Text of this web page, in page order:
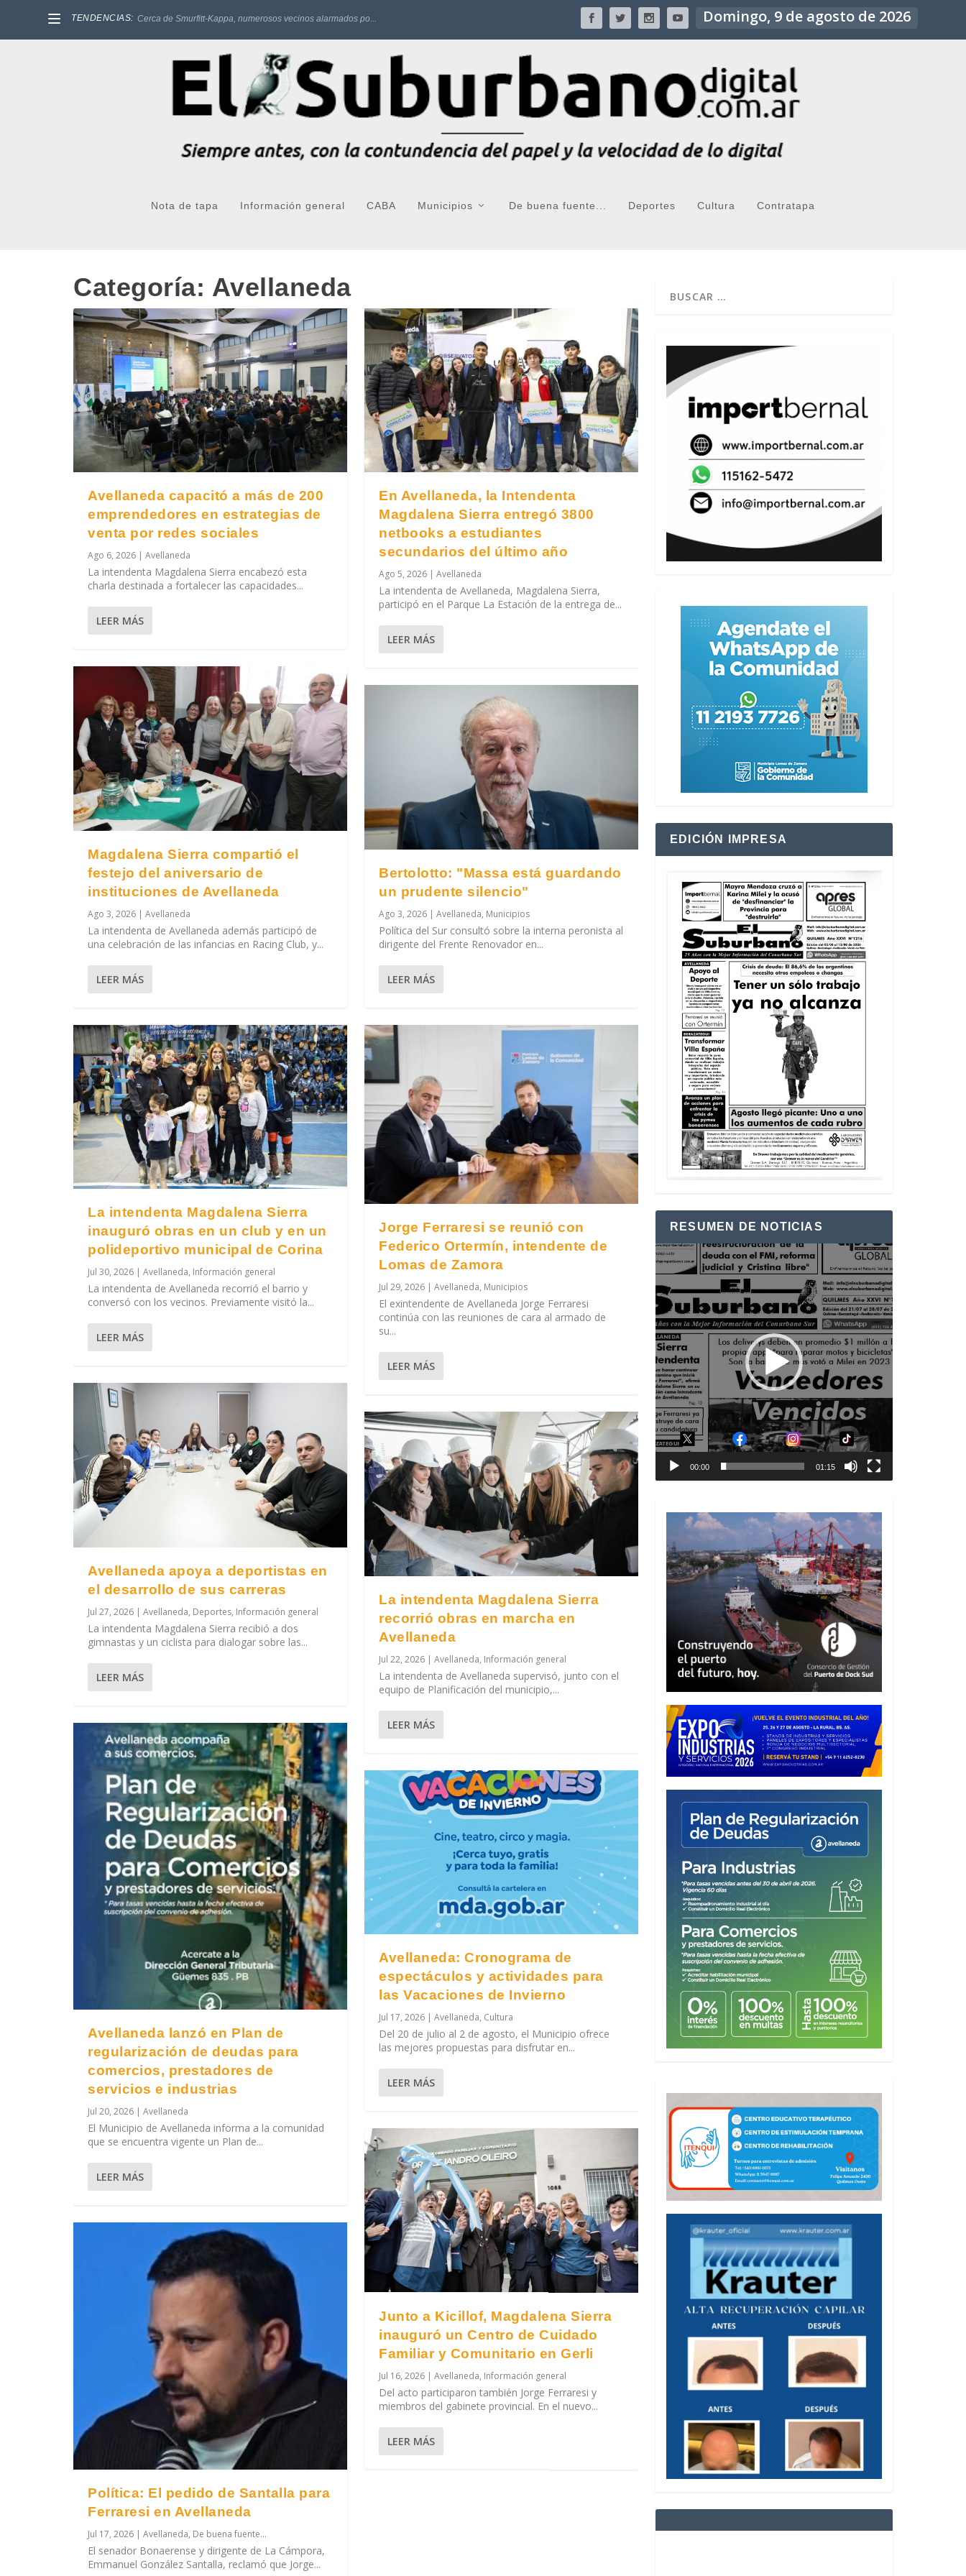
TENDENCIAS: Cerca de Smurfitt-Kappa, numerosos vecinos alarmados po... Domingo, 9 de agosto de 2026
Nota de tapa Información general CABA Municipios De buena fuente... Deportes Cultura Contratapa
Categoría: Avellaneda
Avellaneda capacitó a más de 200
emprendedores en estrategias de
venta por redes sociales
Ago 6, 2026 Avellaneda
La intendenta Magdalena Sierra encabezó esta
charla destinada a fortalecer las capacidades...
LEER MÁS
Magdalena Sierra compartió el
festejo del aniversario de
instituciones de Avellaneda
Ago 3, 2026 | Avellaneda
La intendenta de Avellaneda además participó de
una celebración de las infancias en Racing Club, y...
LEER MÁS
La intendenta Magdalena Sierra
inauguró obras en un club y en un
polideportivo municipal de Corina
Jul 30, 2026 | Avellaneda, Información general
La intendenta de Avellaneda recorrió el barrio y
conversó con los vecinos. Previamente visitó la...
LEER MÁS
Avellaneda apoya a deportistas en
el desarrollo de sus carreras
Jul 27, 2026 | Avellaneda, Deportes, Información general
La intendenta Magdalena Sierra recibió a dos
gimnastas y un ciclista para dialogar sobre las...
LEER MÁS
Avellaneda lanzó en Plan de
regularización de deudas para
comercios, prestadores de
servicios e industrias
Jul 20, 2026 | Avellaneda
El Municipio de Avellaneda informa a la comunidad
que se encuentra vigente un Plan de...
LEER MÁS
Política: El pedido de Santalla para
Ferraresi en Avellaneda
Jul 17, 2026 | Avellaneda, De buena fuente...
El senador Bonaerense y dirigente de La Cámpora,
Emmanuel González Santalla, reclamó que Jorge...
En Avellaneda, la Intendenta
Magdalena Sierra entregó 3800
netbooks a estudiantes
secundarios del último año
Ago 5, 2026 Avellaneda
La intendenta de Avellaneda, Magdalena Sierra,
participó en el Parque La Estación de la entrega de...
LEER MÁS
Bertolotto: "Massa está guardando
un prudente silencio"
Ago 3, 2026 | Avellaneda, Municipios
Política del Sur consultó sobre la interna peronista al
dirigente del Frente Renovador en...
LEER MÁS
Jorge Ferraresi se reunió con
Federico Ortermín, intendente de
Lomas de Zamora
Jul 29, 2026 | Avellaneda, Municipios
El exintendente de Avellaneda Jorge Ferraresi
continúa con las reuniones de cara al armado de
su...
LEER MÁS
La intendenta Magdalena Sierra
recorrió obras en marcha en
Avellaneda
Jul 22, 2026 | Avellaneda, Información general
La intendenta de Avellaneda supervisó, junto con el
equipo de Planificación del municipio,...
LEER MÁS
Avellaneda: Cronograma de
espectáculos y actividades para
las Vacaciones de Invierno
Jul 17, 2026 | Avellaneda, Cultura
Del 20 de julio al 2 de agosto, el Municipio ofrece
las mejores propuestas para disfrutar en...
LEER MÁS
Junto a Kicillof, Magdalena Sierra
inauguró un Centro de Cuidado
Familiar y Comunitario en Gerli
Jul 16, 2026 | Avellaneda, Información general
Del acto participaron también Jorge Ferraresi y
miembros del gabinete provincial. En el nuevo...
LEER MÁS
EDICIÓN IMPRESA
RESUMEN DE NOTICIAS
Reproductor
de
vídeo
00:00 01:15